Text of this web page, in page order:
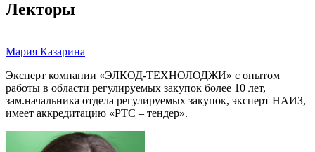
Лекторы
Мария Казарина
Эксперт компании «ЭЛКОД-ТЕХНОЛОДЖИ» с опытом
работы в области регулируемых закупок более 10 лет,
зам.начальника отдела регулируемых закупок, эксперт НАИЗ,
имеет аккредитацию «РТС – тендер».